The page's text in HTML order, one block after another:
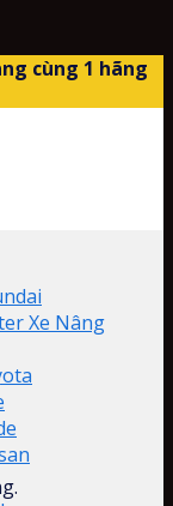
cùng 1 hãng
Xe Nâng